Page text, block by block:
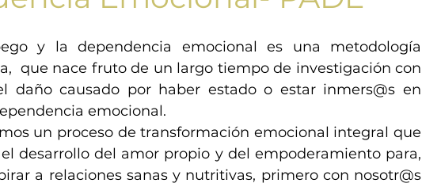
y la dependencia emocional es una metodología
que nace fruto de un largo tiempo de investigación con
daño causado por haber estado o estar inmers@s en
emocional.
un proceso de transformación emocional integral que
desarrollo del amor propio y del empoderamiento para,
a relaciones sanas y nutritivas, primero con nosotr@s